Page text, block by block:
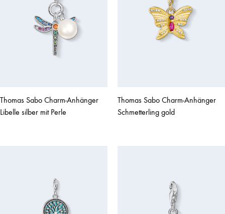
Thomas Sabo Charm-Anhänger
Libelle silber mit Perle
Thomas Sabo Charm-Anhänger
Schmetterling gold